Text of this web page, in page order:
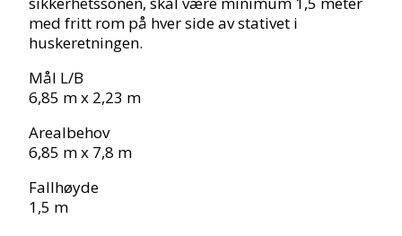
med fritt rom på hver side av stativet i
huskeretningen.
Mål L/B
6,85 m x 2,23 m
Arealbehov
6,85 m x 7,8 m
Fallhøyde
1,5 m